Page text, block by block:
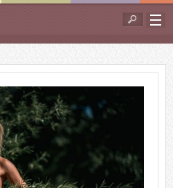
Форма
поиска